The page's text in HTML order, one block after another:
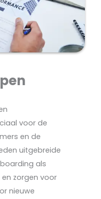
voor de
en de
uitgebreide
als
zorgen voor
nieuwe